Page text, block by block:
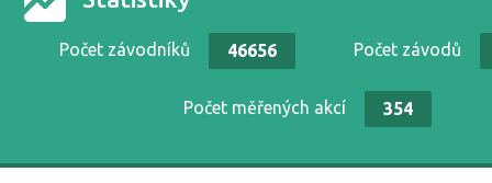
Počet závodníků 46656 Počet závodů
Počet měřených akcí 354